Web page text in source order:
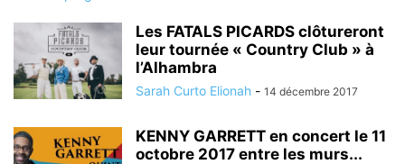
Les FATALS PICARDS clôtureront
leur tournée « Country Club » à
l’Alhambra
Sarah Curto Elionah - 14 décembre 2017
KENNY GARRETT en concert le 11
octobre 2017 entre les murs...